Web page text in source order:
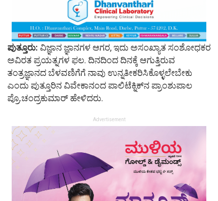
ಪುತ್ತೂರು: ವಿಜ್ಞಾನ ಜ್ಞಾನಗಳ ಆಗರ, ಇದು ಅಸಂಖ್ಯಾತ ಸಂಶೋಧಕರ
ಅವಿರತ ಪ್ರಯತ್ನಗಳ ಫಲ. ದಿನದಿಂದ ದಿನಕ್ಕೆ ಆಗುತ್ತಿರುವ
ತಂತ್ರಜ್ಞಾನದ ಬೆಳವಣಿಗೆಗೆ ನಾವು ಉನ್ನತೀಕರಿಸಿಕೊಳ್ಳಲೇಬೇಕು
ಎಂದು ಪುತ್ತೂರಿನ ವಿವೇಕಾನಂದ ಪಾಲಿಟೆಕ್ನಿಕ್‌ನ ಪ್ರಾಂಶುಪಾಲ
ಪ್ರೊ.ಚಂದ್ರಕುಮಾರ್ ಹೇಳಿದರು.
Advertisement